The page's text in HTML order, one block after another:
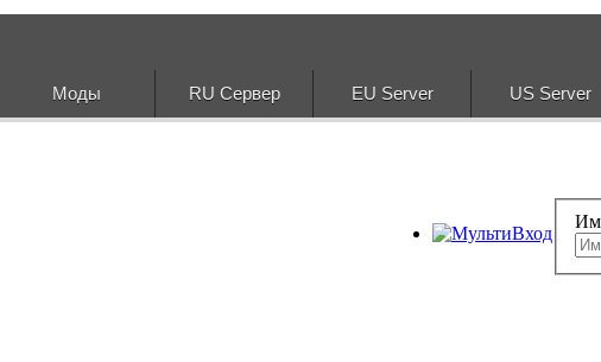
Моды RU Сервер EU Server US Server